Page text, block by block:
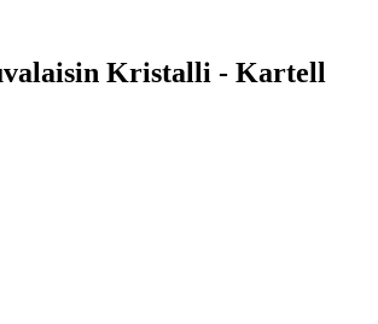
Kristalli - Kartell